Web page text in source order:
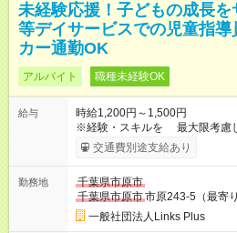
未経験応援！子どもの成長
等デイサービスでの児童指導
カー通勤OK
アルバイト 職種未経験OK
給与
時給1,200円～1,500円
※経験・スキルを 最大限考慮します。 ⭐無事故手
支給 【 月収例 】 ▼時給1200円の場合 時給1200円×1日5ｈ×
週3日 ＝月収7万5600円 ※無事故手当
手当3600円含む。 【試用期間】試用期間あり 試用期間の長さ：
3ヶ月 雇用形態、給与は本採用
交通費別途支給あり
勤務地
千葉県市原市
千葉県市原市市原243-5（最寄
一般社団法人Links Plus